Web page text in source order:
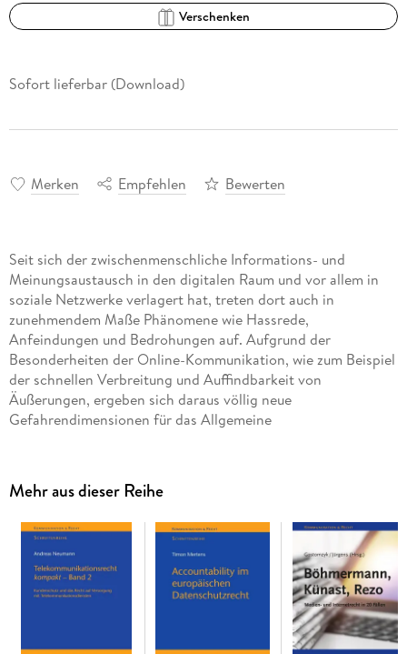
Verschenken
Sofort lieferbar (Download)
Merken Empfehlen Bewerten
Seit sich der zwischenmenschliche Informations- und
Meinungsaustausch in den digitalen Raum und vor allem in
soziale Netzwerke verlagert hat, treten dort auch in
zunehmendem Maße Phänomene wie Hassrede,
Anfeindungen und Bedrohungen auf. Aufgrund der
Besonderheiten der Online-Kommunikation, wie zum Beispiel
der schnellen Verbreitung und Auffindbarkeit von
Äußerungen, ergeben sich daraus völlig neue
Gefahrendimensionen für das Allgemeine
Diesen Gefahren versuchen verschiedene nationale
Regulierungsversuche, wie das
Netzwerkdurchsetzungsgesetz, und nun auch europäische
Gesetzgebungsansätze, wie der Digital Services Act, zu
begegnen. Dennoch sind die Möglichkeiten des
Individualrechtsschutzes für Betroffene, vor allem aufgrund
der Anonymität vieler Veröffentlichungen, erheblich
Mehr aus dieser Reihe